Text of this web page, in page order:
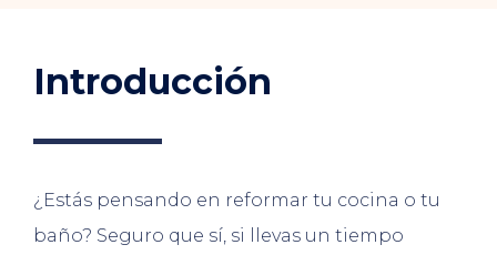
Introducción
¿Estás pensando en reformar tu cocina o tu
baño? Seguro que sí, si llevas un tiempo